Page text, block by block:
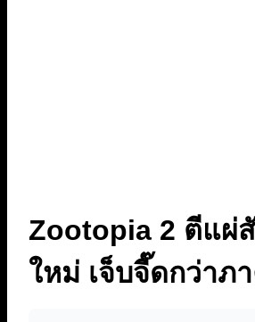
Zootopia 2 ตีแผ่
ใหม่ เจ็บจี๊ดกว่าภ